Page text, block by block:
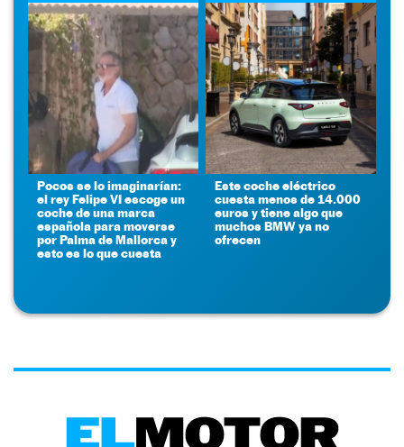
Pocos se lo imaginarían:
el rey Felipe VI escoge un
coche de una marca
española para moverse
por Palma de Mallorca y
esto es lo que cuesta
Este coche eléctrico
cuesta menos de 14.000
euros y tiene algo que
muchos BMW ya no
ofrecen